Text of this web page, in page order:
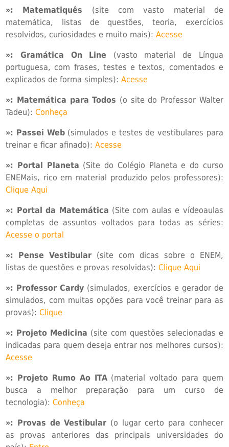
»: Matematiquês (site com vasto material de
matemática, listas de questões, teoria, exercícios
resolvidos, curiosidades e muito mais):Acesse
»: Gramática On Line (vasto material de Língua
portuguesa, com frases, testes e textos, comentados e
explicados de forma simples):Acesse
»: Matemática para Todos (o site do Professor Walter
Tadeu):Conheça
»: Passei Web(simulados e testes de vestibulares para
treinar e ficar afinado):Acesse
»: Portal Planeta (Site do Colégio Planeta e do curso
ENEMais, rico em material produzido pelos professores):
Clique Aqui
»: Portal da Matemática (Site com aulas e vídeoaulas
completas de assuntos voltados para todas as séries:
Acesse o portal
»: Pense Vestibular (site com dicas sobre o ENEM,
listas de questões e provas resolvidas):Clique Aqui
»: Professor Cardy (simulados, exercícios e gerador de
simulados, com muitas opções para você treinar para as
provas):Clique
»: Projeto Medicina (site com questões selecionadas e
indicadas para quem deseja entrar nos melhores cursos):
Acesse
»: Projeto Rumo Ao ITA(material voltado para quem
busca a melhor preparação para um curso de
tecnologia):Conheça
»: Provas de Vestibular (o lugar certo para conhecer
as provas anteriores das principais universidades do